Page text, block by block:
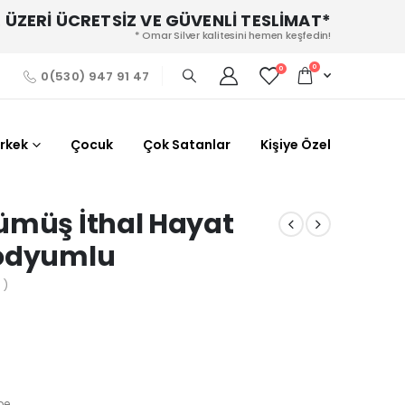
ÜCRETSİZ VE GÜVENLİ TESLİMAT*
* Omar Silver kalitesini hemen keşfedin!
0(530) 947 91 47 0 0
Çocuk Çok Satanlar Kişiye Özel
İthal Hayat
)